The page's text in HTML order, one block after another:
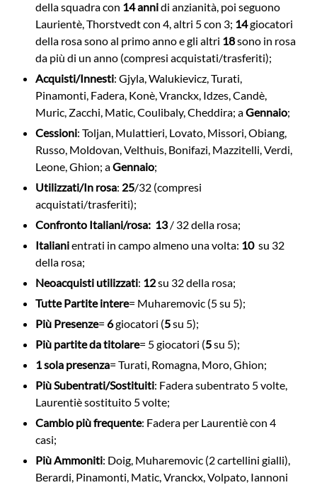
della squadra con 14 annidi anzianità, poi seguono
Laurientè, Thorstvedt con 4, altri 5 con 3; 14giocatori
della rosa sono al primo anno e gli altri 18sono in rosa
da più di un anno (compresi acquistati/trasferiti);
Acquisti/Innesti: Gjyla, Walukievicz, Turati,
Pinamonti, Fadera, Konè, Vranckx, Idzes, Candè,
Muric, Zacchi, Matic, Coulibaly, Cheddira; aGennaio;
Cessioni: Toljan, Mulattieri, Lovato, Missori, Obiang,
Russo, Moldovan, Velthuis, Bonifazi, Mazzitelli, Verdi,
Leone, Ghion; aGennaio;
Utilizzati/In rosa: 25/32 (compresi
acquistati/trasferiti);
Confronto Italiani/rosa: 13/ 32 della rosa;
Italianientrati in campo almeno una volta: 10 su 32
della rosa;
Neoacquisti utilizzati: 12su 32 della rosa;
Tutte Partite intere= Muharemovic (5 su 5);
Più Presenze= 6giocatori (5su 5);
Più partite da titolare= 5 giocatori (5su 5);
1 sola presenza= Turati, Romagna, Moro, Ghion;
Più Subentrati/Sostituiti: Fadera subentrato 5 volte,
Laurentiè sostituito 5 volte;
Cambio più frequente: Fadera per Laurentiè con 4
casi;
Più Ammoniti: Doig, Muharemovic (2 cartellini gialli),
Berardi, Pinamonti, Matic, Vranckx, Volpato, Iannoni